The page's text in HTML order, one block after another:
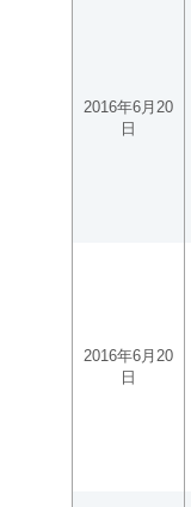
2016年6月20
日
2016年6月20
日